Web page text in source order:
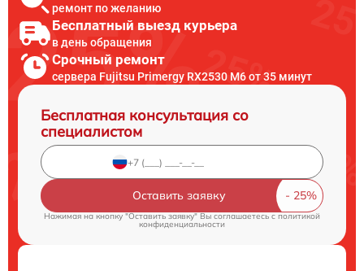
ремонт по желанию
Бесплатный выезд курьера
в день обращения
Срочный ремонт
сервера Fujitsu Primergy RX2530 M6 от 35 минут
Бесплатная консультация со
специалистом
Оставить заявку
Нажимая на кнопку "Оставить заявку" Вы соглашаетесь cполитикой
конфиденциальности